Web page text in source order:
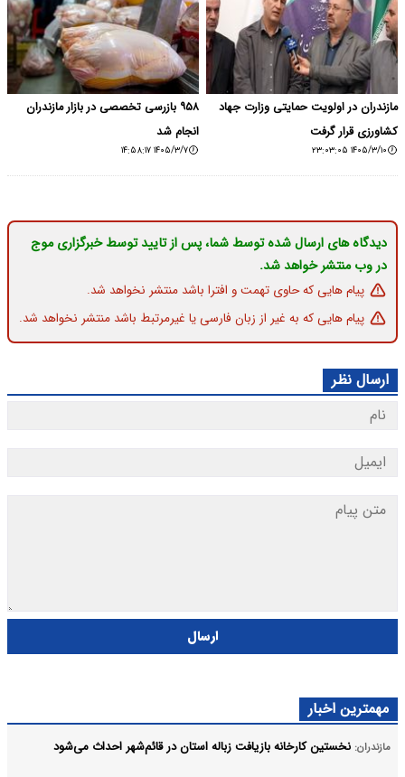
مازندران در اولویت حمایتی وزارت جهاد
کشاورزی قرار گرفت
۱۴۰۵/۳/۱۰ ۲۳:۰۳:۰۵
۹۵۸ بازرسی تخصصی در بازار مازندران
انجام شد
۱۴۰۵/۳/۷ ۱۴:۵۸:۱۷
دیدگاه های ارسال شده توسط شما، پس از تایید توسط خبرگزاری موج
در وب منتشر خواهد شد.
پیام هایی که حاوی تهمت و افترا باشد منتشر نخواهد شد.
پیام هایی که به غیر از زبان فارسی یا غیرمرتبط باشد منتشر نخواهد شد.
ارسال نظر
ارسال
مهمترین اخبار
مازندران: نخستین کارخانه بازیافت زباله استان در قائم‌شهر احداث می‌شود